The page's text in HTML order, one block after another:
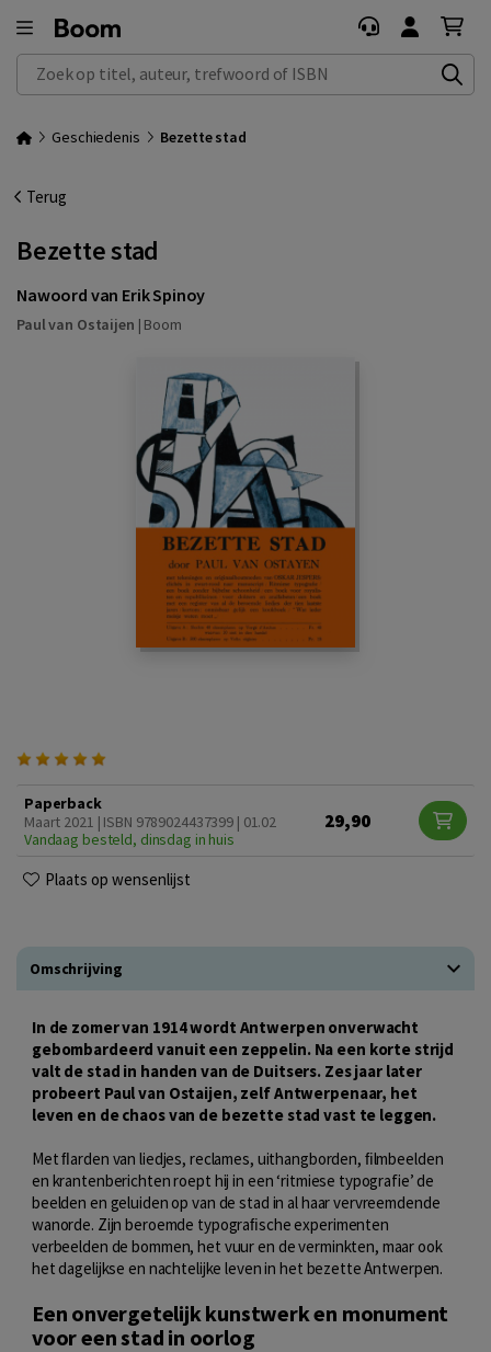
Zoek op titel, auteur, trefwoord of ISBN
Geschiedenis Bezette stad
Terug
Bezette stad
Nawoord van Erik Spinoy
Paul van Ostaijen | Boom
Paperback
Maart 2021 | ISBN 9789024437399 | 01.02
Vandaag besteld, dinsdag in huis
29,90
Plaats op wensenlijst
Omschrijving
In de zomer van 1914 wordt Antwerpen onverwacht
gebombardeerd vanuit een zeppelin. Na een korte strijd
valt de stad in handen van de Duitsers. Zes jaar later
probeert Paul van Ostaijen, zelf Antwerpenaar, het
leven en de chaos van de bezette stad vast te leggen.
Met ﬂarden van liedjes, reclames, uithangborden, ﬁlmbeelden
en krantenberichten roept hij in een ‘ritmiese typografie’ de
beelden en geluiden op van de stad in al haar vervreemdende
wanorde. Zijn beroemde typograﬁsche experimenten
verbeelden de bommen, het vuur en de verminkten, maar ook
het dagelijkse en nachtelijke leven in het bezette Antwerpen.
Een onvergetelijk kunstwerk en monument
voor een stad in oorlog